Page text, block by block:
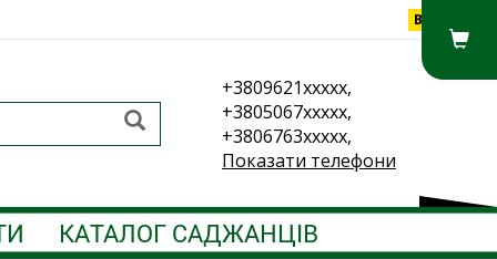
Вхід
+3809621xxxxx,
+3805067xxxxx,
+3806763xxxxx,
Показати телефони
КАТАЛОГ САДЖАНЦІВ